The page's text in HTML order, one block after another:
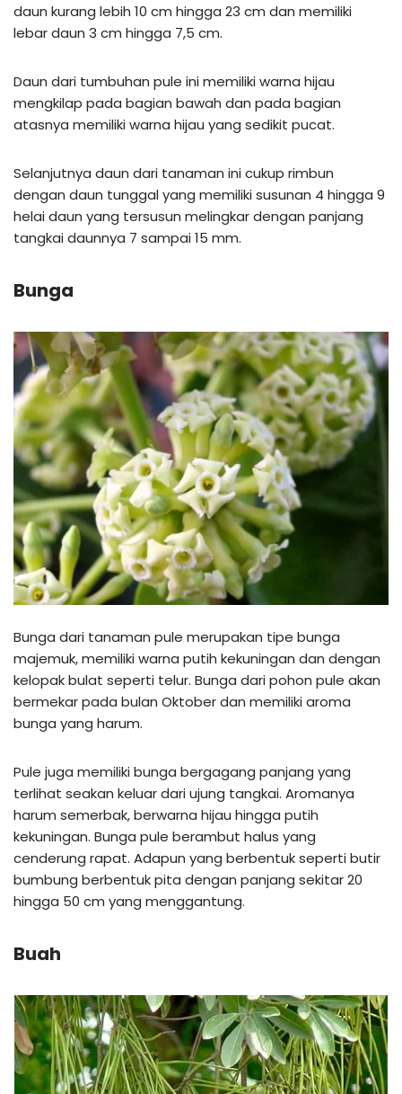
daun kurang lebih 10 cm hingga 23 cm dan memiliki
lebar daun 3 cm hingga 7,5 cm.
Daun dari tumbuhan pule ini memiliki warna hijau
mengkilap pada bagian bawah dan pada bagian
atasnya memiliki warna hijau yang sedikit pucat.
Selanjutnya daun dari tanaman ini cukup rimbun
dengan daun tunggal yang memiliki susunan 4 hingga 9
helai daun yang tersusun melingkar dengan panjang
tangkai daunnya 7 sampai 15 mm.
Bunga
Bunga dari tanaman pule merupakan tipe bunga
majemuk, memiliki warna putih kekuningan dan dengan
kelopak bulat seperti telur. Bunga dari pohon pule akan
bermekar pada bulan Oktober dan memiliki aroma
bunga yang harum.
Pule juga memiliki bunga bergagang panjang yang
terlihat seakan keluar dari ujung tangkai. Aromanya
harum semerbak, berwarna hijau hingga putih
kekuningan. Bunga pule berambut halus yang
cenderung rapat. Adapun yang berbentuk seperti butir
bumbung berbentuk pita dengan panjang sekitar 20
hingga 50 cm yang menggantung.
Buah